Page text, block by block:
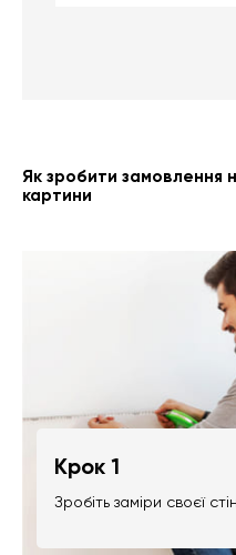
Як зробити
картини
Крок 1
Зробіть заміри своєї